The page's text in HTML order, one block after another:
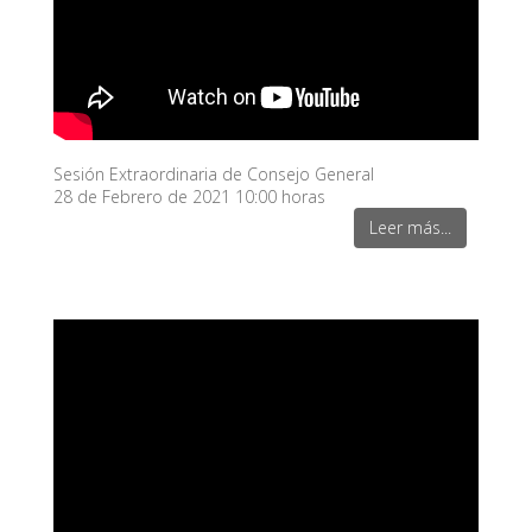
Sesión Extraordinaria de Consejo General
28 de Febrero de 2021 10:00 horas
Leer más...